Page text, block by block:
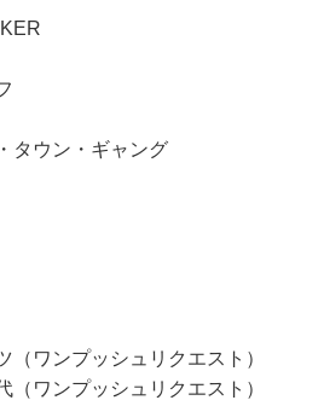
ウン・ギャング
ワンプッシュリクエスト）
ワンプッシュリクエスト）